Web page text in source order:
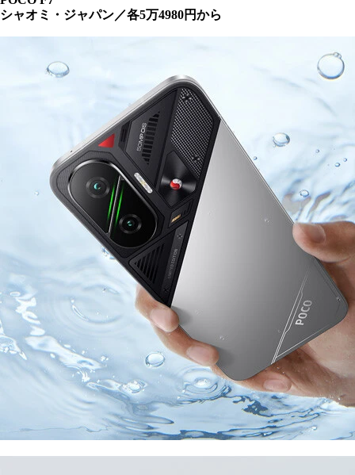
シャオミ・ジャパン／各5万4980円から